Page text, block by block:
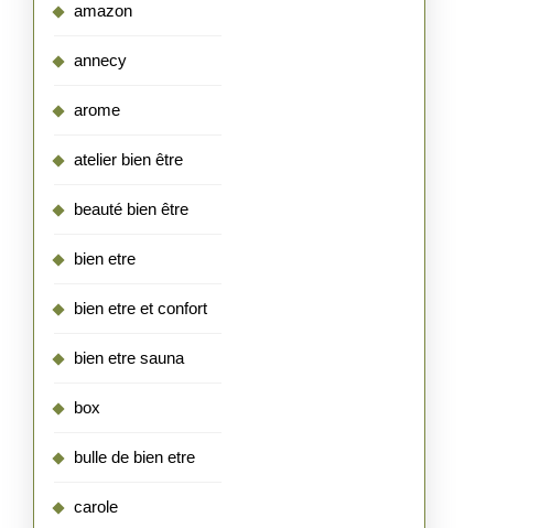
amazon
annecy
arome
atelier bien être
beauté bien être
bien etre
bien etre et confort
bien etre sauna
box
bulle de bien etre
carole